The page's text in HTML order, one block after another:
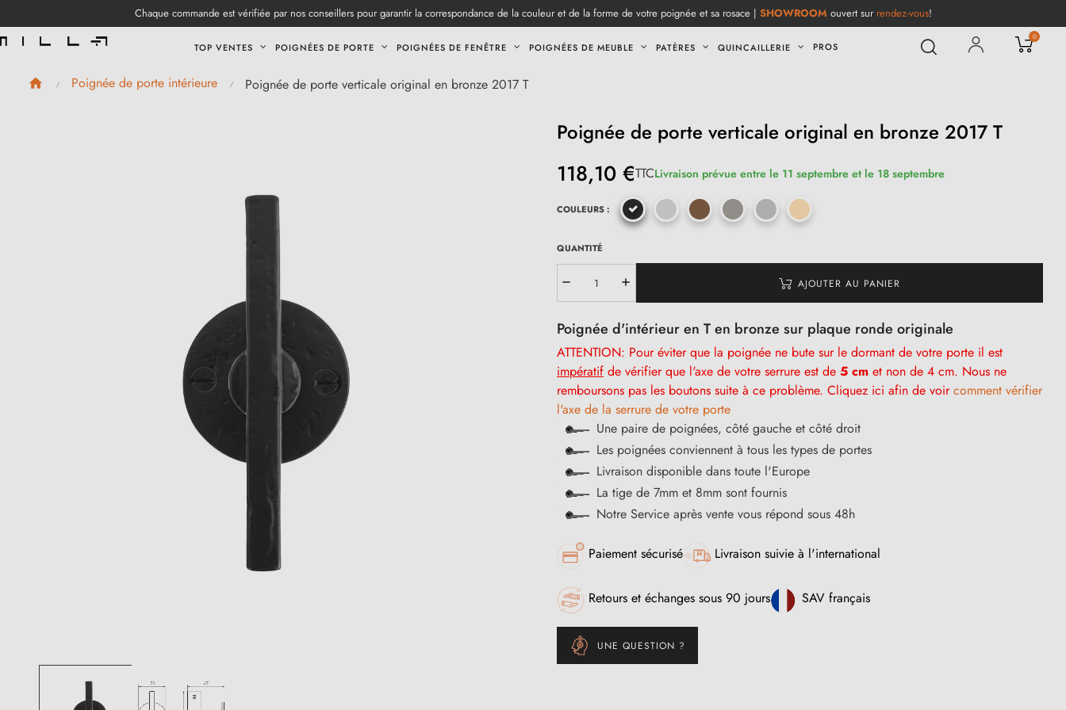
Chaque commande est vérifiée par nos conseillers pour garantir la correspondance de la couleur et de la forme de votre poignée et sa rosace | SHOWROOM ouvert sur rendez-vous!
TOP VENTES POIGNÉES DE PORTE POIGNÉES DE FENÊTRE POIGNÉES DE MEUBLE PATÈRES QUINCAILLERIE PROS
0
Poignée de porte intérieure Poignée de porte verticale original en bronze 2017 T
Poignée de porte verticale original en bronze 2017 T
118,10 €TTCLivraison prévue entre le 11 septembre et le 18 septembre
COULEURS :
QUANTITÉ
AJOUTER AU PANIER
Poignée d'intérieur en T en bronze sur plaque ronde originale
ATTENTION: Pour éviter que la poignée ne bute sur le dormant de votre porte il est
impératif de vérifier que l'axe de votre serrure est de 5 cm et non de 4 cm. Nous ne
remboursons pas les boutons suite à ce problème. Cliquez ici afin de voircomment vérifier
l'axe de la serrure de votre porte
Une paire de poignées, côté gauche et côté droit
Les poignées conviennent à tous les types de portes
Livraison disponible dans toute l'Europe
La tige de 7mm et 8mm sont fournis
Notre Service après vente vous répond sous 48h
Paiement sécurisé Livraison suivie à l'international
Retours et échanges sous 90 jours SAV français
UNE QUESTION ?